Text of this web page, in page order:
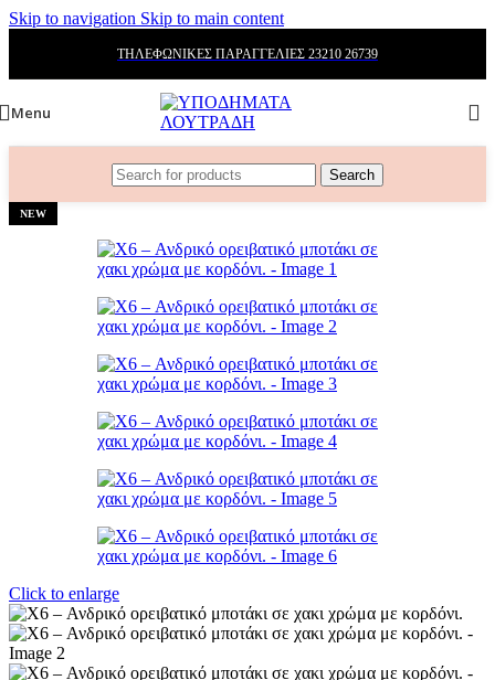
Skip to navigation Skip to main content
ΤΗΛΕΦΩΝΙΚΕΣ ΠΑΡΑΓΓΕΛΙΕΣ 23210 26739
Menu
Search
NEW
Click to enlarge